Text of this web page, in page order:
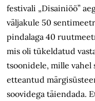
festivali „Disainiöö”
väljakule 50
pindalaga 40
mis oli tükeldatud
tsoonidele, mille vahel
etteantud
soovidega täiendada.